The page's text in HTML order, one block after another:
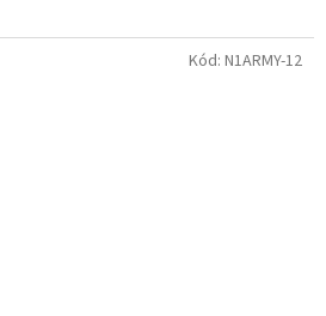
Kód: N1ARMY-12